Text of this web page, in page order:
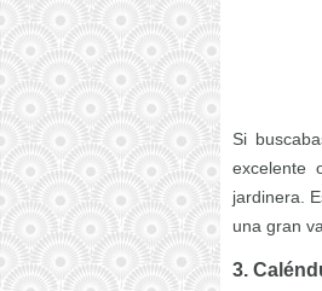
Si
excelente
jardinera.
una gran
3.